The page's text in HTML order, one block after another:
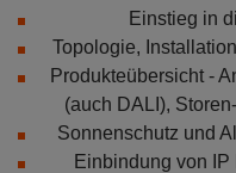
Einstieg in
Topologie,
Produkteübersicht -
(auch DALI),
Sonnenschutz und
Einbindung von